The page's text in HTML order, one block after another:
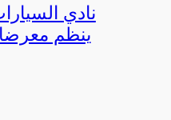
نادي
ينظم